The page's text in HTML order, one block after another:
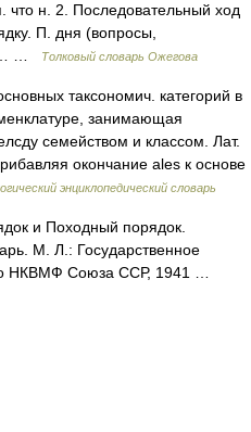
что н. 2. Последовательный ход
П. дня (вопросы,
…
Толковый словарь Ожегова
таксономич. категорий в
занимающая
семейством и классом. Лат.
окончание ales к основе
энциклопедический словарь
и Походный порядок.
М. Л.: Государственное
НКВМФ Союза ССР, 1941 …